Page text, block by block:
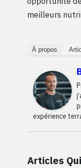
meilleurs
À propos
expérience
Articles